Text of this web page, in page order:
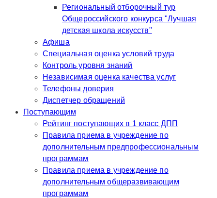
Региональный отборочный тур
Общероссийского конкурса "Лучшая
детская школа искусств"
Афиша
Специальная оценка условий труда
Контроль уровня знаний
Независимая оценка качества услуг
Телефоны доверия
Диспетчер обращений
Поступающим
Рейтинг поступающих в 1 класс ДПП
Правила приема в учреждение по
дополнительным предпрофессиональным
программам
Правила приема в учреждение по
дополнительным общеразвивающим
программам